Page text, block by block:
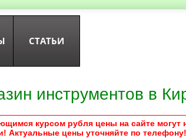
СТАТЬИ
инструментов в
курсом рубля цены на сайте могут
Актуальные цены уточняйте по телефону!